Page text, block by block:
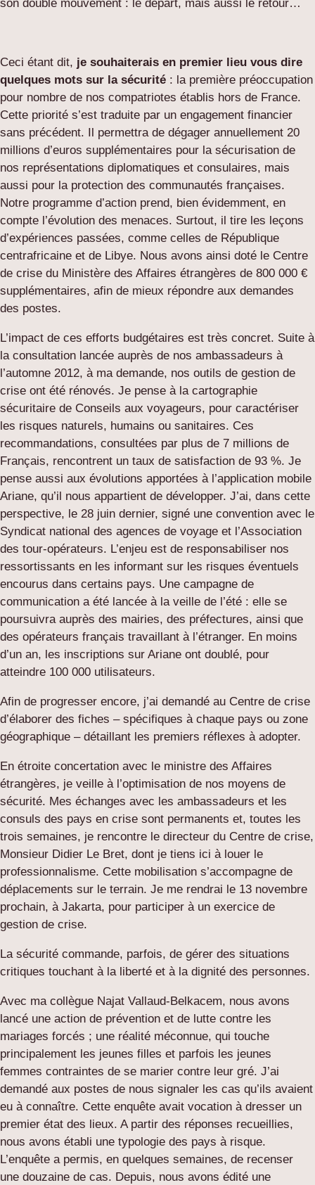
son double mouvement : le départ, mais aussi le retour…
Ceci étant dit, je souhaiterais en premier lieu vous dire
quelques mots sur la sécurité : la première préoccupation
pour nombre de nos compatriotes établis hors de France.
Cette priorité s’est traduite par un engagement financier
sans précédent. Il permettra de dégager annuellement 20
millions d’euros supplémentaires pour la sécurisation de
nos représentations diplomatiques et consulaires, mais
aussi pour la protection des communautés françaises.
Notre programme d’action prend, bien évidemment, en
compte l’évolution des menaces. Surtout, il tire les leçons
d’expériences passées, comme celles de République
centrafricaine et de Libye. Nous avons ainsi doté le Centre
de crise du Ministère des Affaires étrangères de 800 000 €
supplémentaires, afin de mieux répondre aux demandes
des postes.
L’impact de ces efforts budgétaires est très concret. Suite à
la consultation lancée auprès de nos ambassadeurs à
l’automne 2012, à ma demande, nos outils de gestion de
crise ont été rénovés. Je pense à la cartographie
sécuritaire de Conseils aux voyageurs, pour caractériser
les risques naturels, humains ou sanitaires. Ces
recommandations, consultées par plus de 7 millions de
Français, rencontrent un taux de satisfaction de 93 %. Je
pense aussi aux évolutions apportées à l’application mobile
Ariane, qu’il nous appartient de développer. J’ai, dans cette
perspective, le 28 juin dernier, signé une convention avec le
Syndicat national des agences de voyage et l’Association
des tour-opérateurs. L’enjeu est de responsabiliser nos
ressortissants en les informant sur les risques éventuels
encourus dans certains pays. Une campagne de
communication a été lancée à la veille de l’été : elle se
poursuivra auprès des mairies, des préfectures, ainsi que
des opérateurs français travaillant à l’étranger. En moins
d’un an, les inscriptions sur Ariane ont doublé, pour
atteindre 100 000 utilisateurs.
Afin de progresser encore, j’ai demandé au Centre de crise
d’élaborer des fiches – spécifiques à chaque pays ou zone
géographique – détaillant les premiers réflexes à adopter.
En étroite concertation avec le ministre des Affaires
étrangères, je veille à l’optimisation de nos moyens de
sécurité. Mes échanges avec les ambassadeurs et les
consuls des pays en crise sont permanents et, toutes les
trois semaines, je rencontre le directeur du Centre de crise,
Monsieur Didier Le Bret, dont je tiens ici à louer le
professionnalisme. Cette mobilisation s’accompagne de
déplacements sur le terrain. Je me rendrai le 13 novembre
prochain, à Jakarta, pour participer à un exercice de
gestion de crise.
La sécurité commande, parfois, de gérer des situations
critiques touchant à la liberté et à la dignité des personnes.
Avec ma collègue Najat Vallaud-Belkacem, nous avons
lancé une action de prévention et de lutte contre les
mariages forcés ; une réalité méconnue, qui touche
principalement les jeunes filles et parfois les jeunes
femmes contraintes de se marier contre leur gré. J’ai
demandé aux postes de nous signaler les cas qu’ils avaient
eu à connaître. Cette enquête avait vocation à dresser un
premier état des lieux. A partir des réponses recueillies,
nous avons établi une typologie des pays à risque.
L’enquête a permis, en quelques semaines, de recenser
une douzaine de cas. Depuis, nous avons édité une